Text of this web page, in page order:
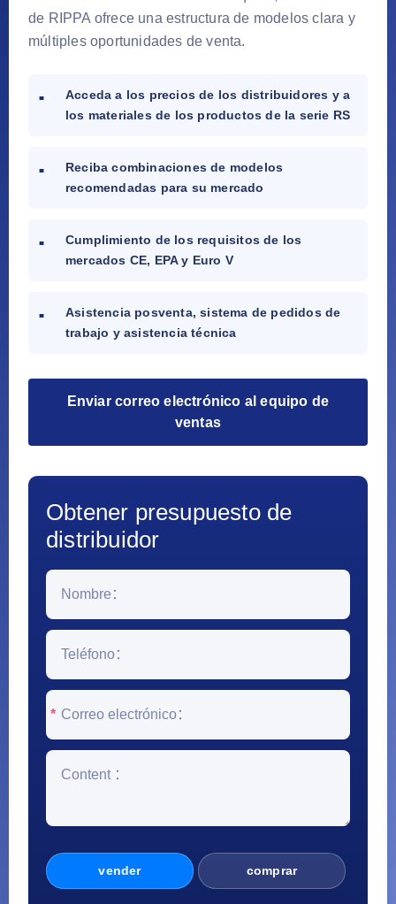
de RIPPA ofrece una estructura de modelos clara y
múltiples oportunidades de venta.
Acceda a los precios de los distribuidores y a
los materiales de los productos de la serie RS
Reciba combinaciones de modelos
recomendadas para su mercado
Cumplimiento de los requisitos de los
mercados CE, EPA y Euro V
Asistencia posventa, sistema de pedidos de
trabajo y asistencia técnica
Enviar correo electrónico al equipo de
ventas
Obtener presupuesto de
distribuidor
*
vender comprar